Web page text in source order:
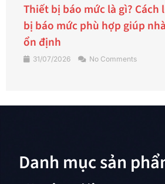
Thiết bị báo mức là gì?
bị báo mức phù hợp giúp
ổn định
31/07/2026 No Comments
Danh mục sản